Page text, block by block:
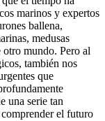
marinos y expertos
ballena,
medusas
mundo. Pero al
también nos
que
una serie tan
el futuro